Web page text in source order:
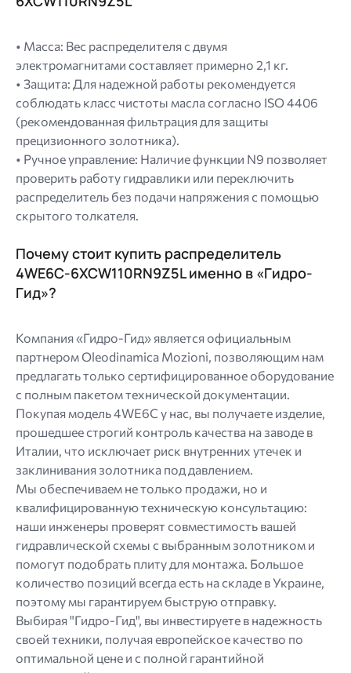
• Масса: Вес распределителя с двумя
электромагнитами составляет примерно 2,1 кг.
• Защита: Для надежной работы рекомендуется
соблюдать класс чистоты масла согласно ISO 4406
(рекомендованная фильтрация для защиты
прецизионного золотника).
• Ручное управление: Наличие функции N9 позволяет
проверить работу гидравлики или переключить
распределитель без подачи напряжения с помощью
скрытого толкателя.
Почему стоит купить распределитель
4WE6C-6XCW110RN9Z5L именно в «Гидро-
Гид»?
Компания «Гидро-Гид» является официальным
партнером Oleodinamica Mozioni, позволяющим нам
предлагать только сертифицированное оборудование
с полным пакетом технической документации.
Покупая модель 4WE6C у нас, вы получаете изделие,
прошедшее строгий контроль качества на заводе в
Италии, что исключает риск внутренних утечек и
заклинивания золотника под давлением.
Мы обеспечиваем не только продажи, но и
квалифицированную техническую консультацию:
наши инженеры проверят совместимость вашей
гидравлической схемы с выбранным золотником и
помогут подобрать плиту для монтажа. Большое
количество позиций всегда есть на складе в Украине,
поэтому мы гарантируем быструю отправку.
Выбирая "Гидро-Гид", вы инвестируете в надежность
своей техники, получая европейское качество по
оптимальной цене и с полной гарантийной